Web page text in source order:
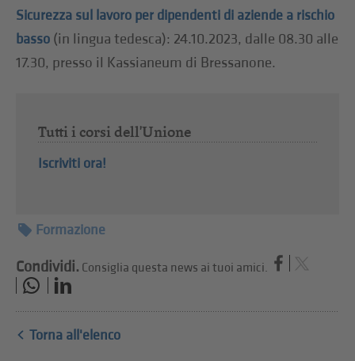
Sicurezza sul lavoro per dipendenti di aziende a rischio
basso (in lingua tedesca): 24.10.2023, dalle 08.30 alle
17.30, presso il Kassianeum di Bressanone.
Tutti i corsi dell'Unione
Iscriviti ora!
Formazione
Condividi. Consiglia questa news ai tuoi amici.
Torna all'elenco